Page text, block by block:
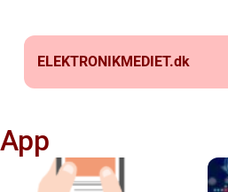
ELEKTRONIKMEDIET.dk
App